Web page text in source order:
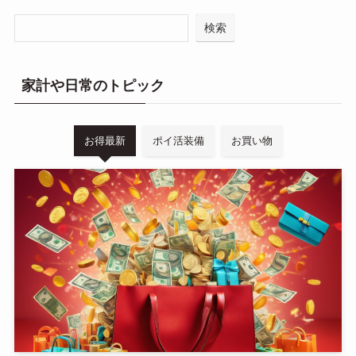
検索
家計や日常のトピック
お得最新 ポイ活装備 お買い物